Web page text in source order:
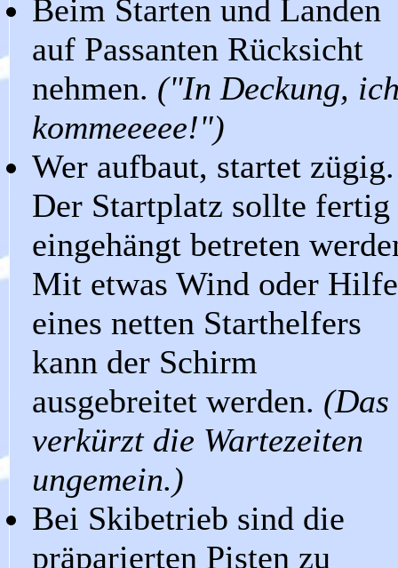
Beim Starten und Landen
auf Passanten Rücksicht
nehmen. ("In Deckung,
kommeeeee!")
Wer aufbaut, startet zügig.
Der Startplatz sollte fertig
eingehängt betreten
Mit etwas Wind oder Hilfe
eines netten Starthelfers
kann der Schirm
ausgebreitet werden. (Das
verkürzt die Wartezeiten
ungemein.)
Bei Skibetrieb sind die
präparierten Pisten zu